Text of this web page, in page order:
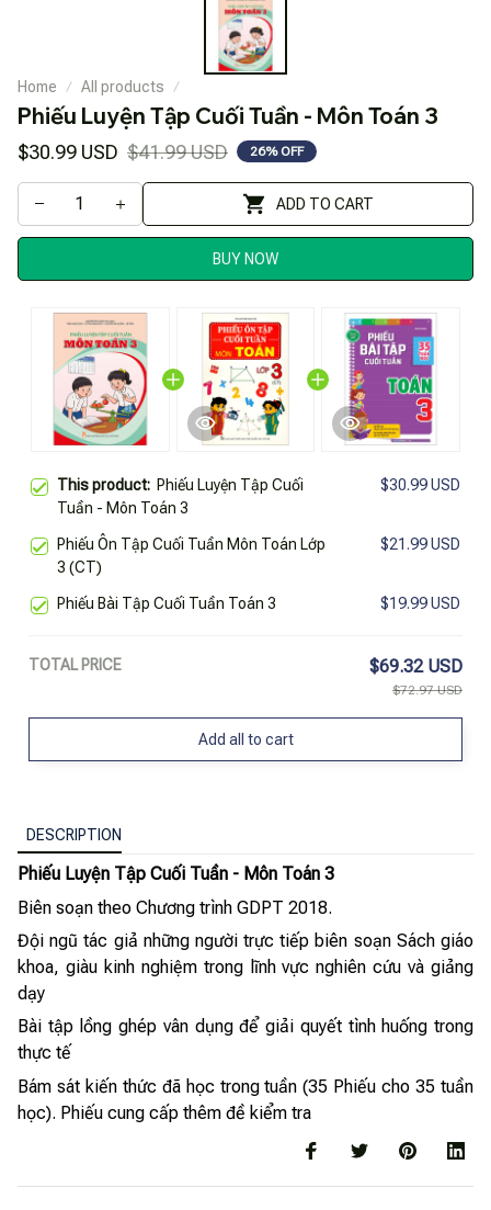
Home All products
Phiếu Luyện Tập Cuối Tuần - Môn Toán 3
$30.99 USD $41.99 USD 26% OFF
ADD TO CART
BUY NOW
This product: Phiếu Luyện Tập Cuối
Tuần - Môn Toán 3
$30.99 USD
Phiếu Ôn Tập Cuối Tuần Môn Toán Lớp
3 (CT)
$21.99 USD
Phiếu Bài Tập Cuối Tuần Toán 3 $19.99 USD
TOTAL PRICE $69.32 USD
$72.97 USD
Add all to cart
DESCRIPTION
Phiếu Luyện Tập Cuối Tuần - Môn Toán 3
Biên soạn theo Chương trình GDPT 2018.
Đội ngũ tác giả những người trực tiếp biên soạn Sách giáo
khoa, giàu kinh nghiệm trong lĩnh vực nghiên cứu và giảng
dạy
Bài tập lồng ghép vân dụng để giải quyết tình huống trong
thực tế
Bám sát kiến thức đã học trong tuần (35 Phiếu cho 35 tuần
học). Phiếu cung cấp thêm đề kiểm tra